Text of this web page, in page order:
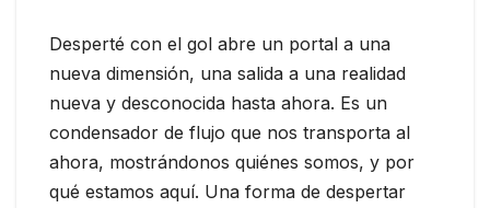
Desperté con el gol abre un portal a una
nueva dimensión, una salida a una realidad
nueva y desconocida hasta ahora. Es un
condensador de flujo que nos transporta al
ahora, mostrándonos quiénes somos, y por
qué estamos aquí. Una forma de despertar